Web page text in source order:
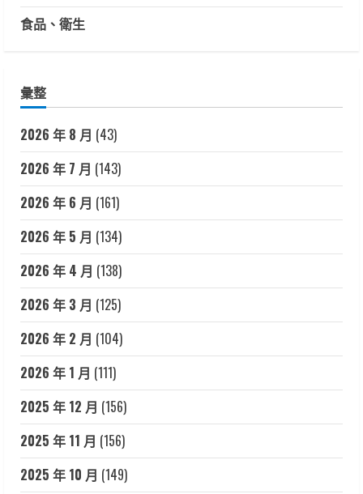
食品、衛生
彙整
2026 年 8 月 (43)
2026 年 7 月 (143)
2026 年 6 月 (161)
2026 年 5 月 (134)
2026 年 4 月 (138)
2026 年 3 月 (125)
2026 年 2 月 (104)
2026 年 1 月 (111)
2025 年 12 月 (156)
2025 年 11 月 (156)
2025 年 10 月 (149)